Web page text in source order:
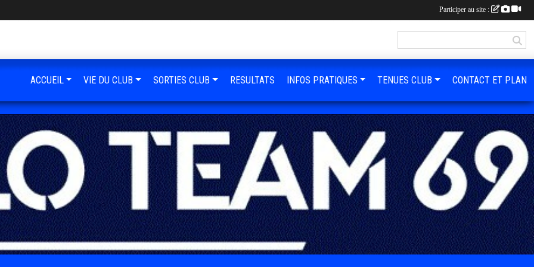
ACCUEIL VIE DU CLUB SORTIES CLUB RESULTATS INFOS PRATIQUES TENUES CLUB CONTACT ET PLAN
Participer au site :